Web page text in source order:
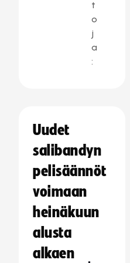
t
o
j
a
:
Uudet
salibandyn
pelisäännöt
voimaan
heinäkuun
alusta
alkaen